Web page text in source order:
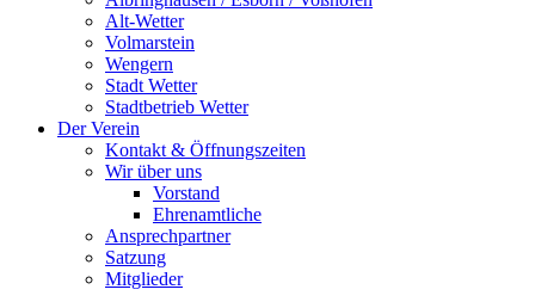
Alt-Wetter​
Volmarstein
Wengern
Stadt Wetter
Stadtbetrieb Wetter
Der Verein
Kontakt & Öffnungszeiten
Wir über uns
Vorstand
Ehrenamtliche
Ansprechpartner
Satzung
Mitglieder